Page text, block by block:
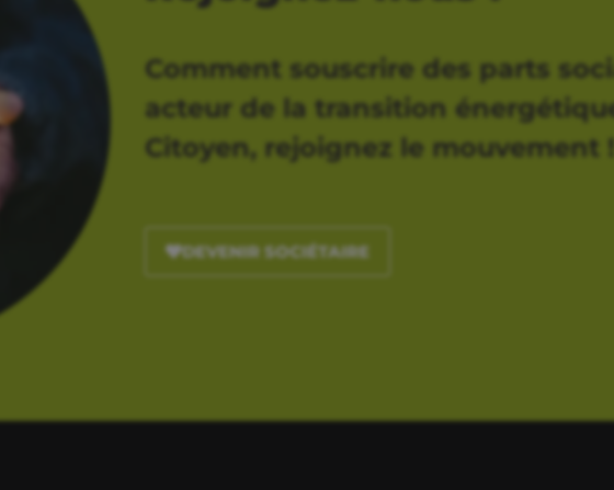
Comment souscrire des parts
acteur de la transition
Citoyen, rejoignez le mouvement !
DEVENIR SOCIÉTAIRE